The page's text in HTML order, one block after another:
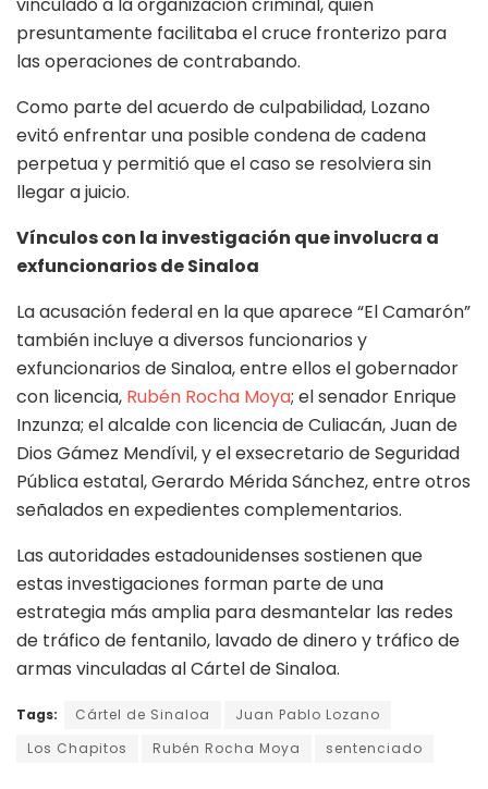
presuntamente facilitaba el cruce fronterizo para
las operaciones de contrabando.
Como parte del acuerdo de culpabilidad, Lozano
evitó enfrentar una posible condena de cadena
perpetua y permitió que el caso se resolviera sin
llegar a juicio.
Vínculos con la investigación que involucra a
exfuncionarios de Sinaloa
La acusación federal en la que aparece “El Camarón”
también incluye a diversos funcionarios y
exfuncionarios de Sinaloa, entre ellos el gobernador
con licencia, Rubén Rocha Moya; el senador Enrique
Inzunza; el alcalde con licencia de Culiacán, Juan de
Dios Gámez Mendívil, y el exsecretario de Seguridad
Pública estatal, Gerardo Mérida Sánchez, entre otros
señalados en expedientes complementarios.
Las autoridades estadounidenses sostienen que
estas investigaciones forman parte de una
estrategia más amplia para desmantelar las redes
de tráfico de fentanilo, lavado de dinero y tráfico de
armas vinculadas al Cártel de Sinaloa.
Tags: Cártel de Sinaloa
Juan Pablo Lozano
Los Chapitos
Rubén Rocha Moya sentenciado